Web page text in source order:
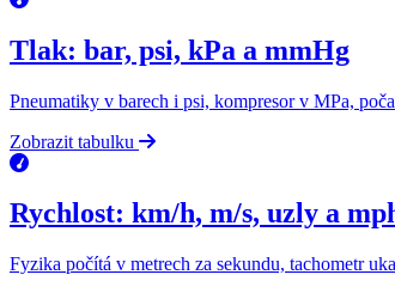
Tlak: bar, psi, kPa a mmHg
Pneumatiky v barech i psi, kompresor v MPa,
Zobrazit tabulku
Rychlost: km/h, m/s, uzly a
Fyzika počítá v metrech za sekundu, tachometr